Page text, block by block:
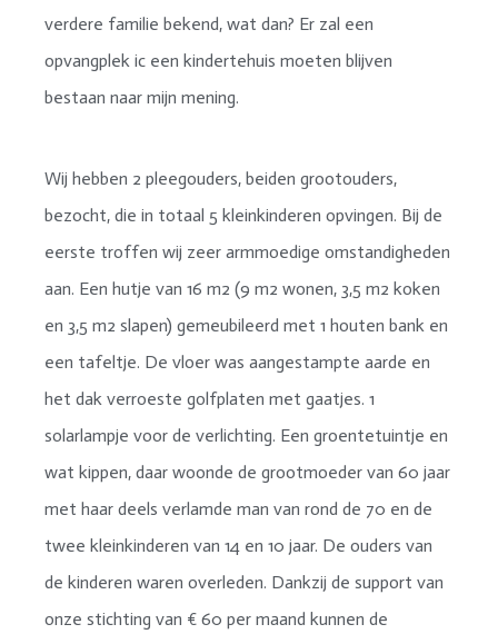
verdere familie bekend, wat dan? Er zal een
opvangplek ic een kindertehuis moeten blijven
bestaan naar mijn mening.
Wij hebben 2 pleegouders, beiden grootouders,
bezocht, die in totaal 5 kleinkinderen opvingen. Bij de
eerste troffen wij zeer armmoedige omstandigheden
aan. Een hutje van 16 m2 (9 m2 wonen, 3,5 m2 koken
en 3,5 m2 slapen) gemeubileerd met 1 houten bank en
een tafeltje. De vloer was aangestampte aarde en
het dak verroeste golfplaten met gaatjes. 1
solarlampje voor de verlichting. Een groentetuintje en
wat kippen, daar woonde de grootmoeder van 60 jaar
met haar deels verlamde man van rond de 70 en de
twee kleinkinderen van 14 en 10 jaar. De ouders van
de kinderen waren overleden. Dankzij de support van
onze stichting van € 60 per maand kunnen de